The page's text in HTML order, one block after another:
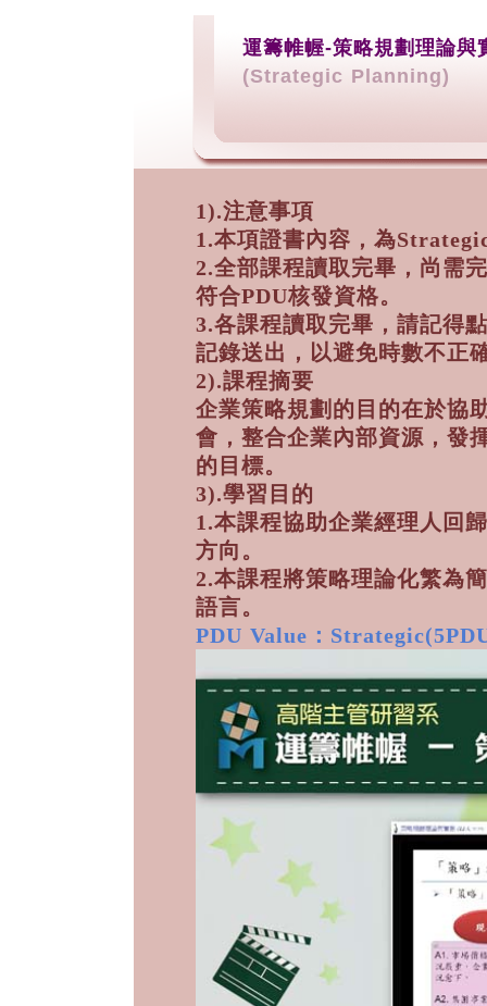
運籌帷幄-策略規劃理論與
(Strategic Planning)
1).注意事項
1.本項證書內容，為
2.全部課程讀取完畢，尚需
符合PDU核發資格。
3.各課程讀取完畢，請記得
記錄送出，以避免時數不正
2).課程摘要
企業策略規劃的目的在於協
會，整合企業內部資源，發
的目標。
3).學習目的
1.本課程協助企業經理人回
方向。
2.本課程將策略理論化繁為
語言。
PDU Value：